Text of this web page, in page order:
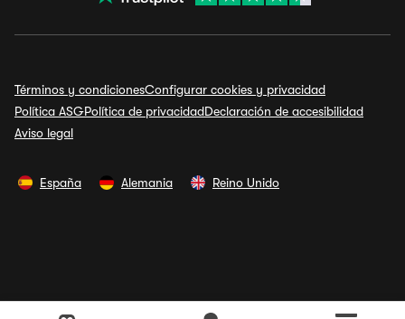
Términos y condicionesConfigurar cookies y privacidad
Política ASGPolítica de privacidadDeclaración de accesibilidad
Aviso legal
España Alemania Reino Unido